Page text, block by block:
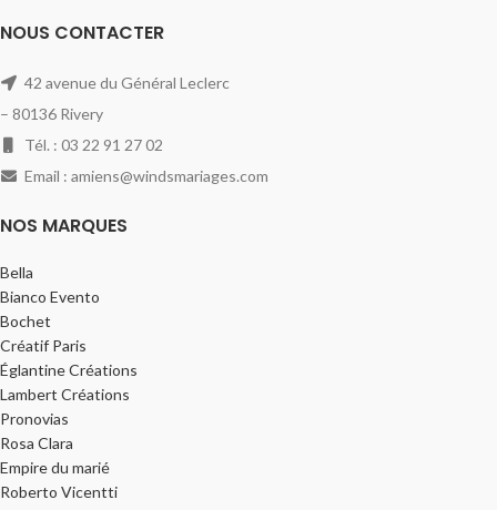
NOUS CONTACTER
42 avenue du Général Leclerc
– 80136 Rivery
Tél. : 03 22 91 27 02
Email : amiens@windsmariages.com
NOS MARQUES
Bella
Bianco Evento
Bochet
Créatif Paris
Églantine Créations
Lambert Créations
Pronovias
Rosa Clara
Empire du marié
Roberto Vicentti